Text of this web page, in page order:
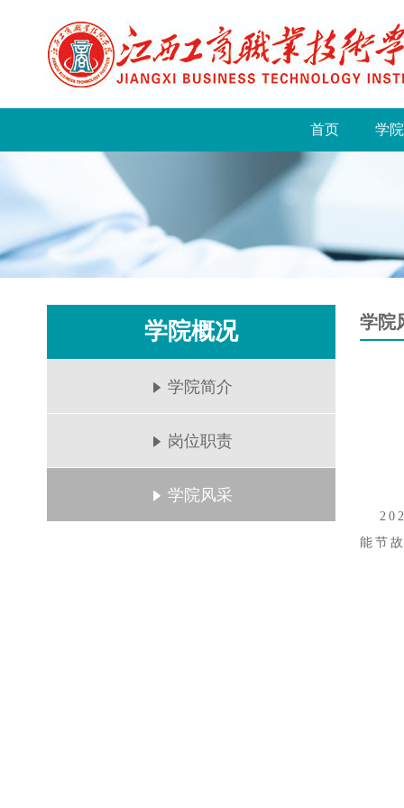
首页 学
学院概况
学院简介
岗位职责
学院风采
学院
能节